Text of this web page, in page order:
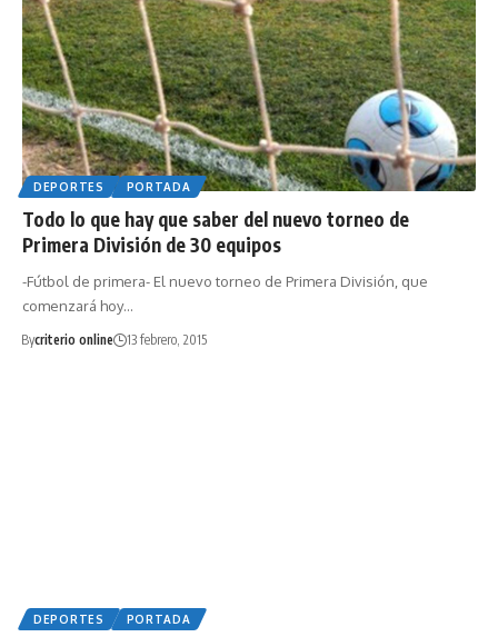
DEPORTES PORTADA
Todo lo que hay que saber del nuevo torneo de
Primera División de 30 equipos
-Fútbol de primera- El nuevo torneo de Primera División, que
comenzará hoy…
Bycriterio online 13 febrero, 2015
DEPORTES PORTADA